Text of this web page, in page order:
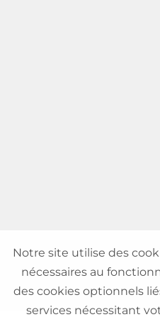
Notre site utilise des
nécessaires au
des cookies optionnels
services nécessitant